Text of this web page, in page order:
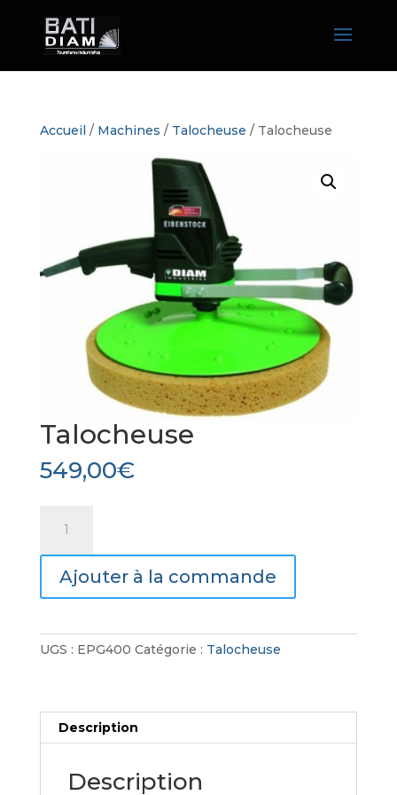
Accueil / Machines / Talocheuse / Talocheuse
Talocheuse
549,00€
Talocheuse
Ajouter à la commande
UGS : EPG400 Catégorie : Talocheuse
Description
Description